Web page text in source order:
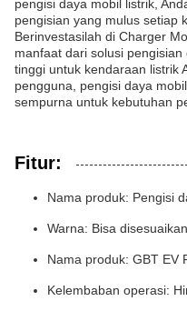
pengisi daya mobil listrik,
pengisian yang mulus setiap
Berinvestasilah di Charger
manfaat dari solusi
tinggi untuk kendaraan listrik
pengguna, pengisi daya
sempurna untuk kebutuhan
Fitur:
Nama produk: Pengisi
Warna: Bisa disesuaikan
Nama produk: GBT EV
Kelembaban operasi: